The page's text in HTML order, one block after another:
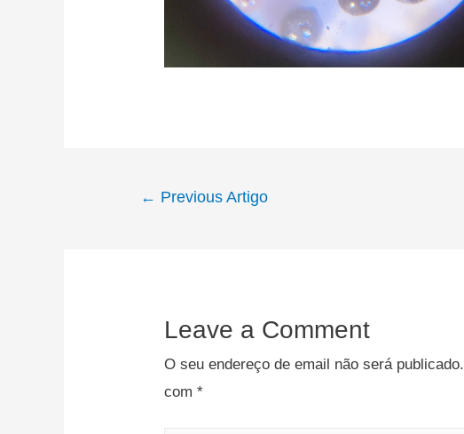
← Previous Artigo
Leave a Comment
O seu endereço de email não será publicado.
com*